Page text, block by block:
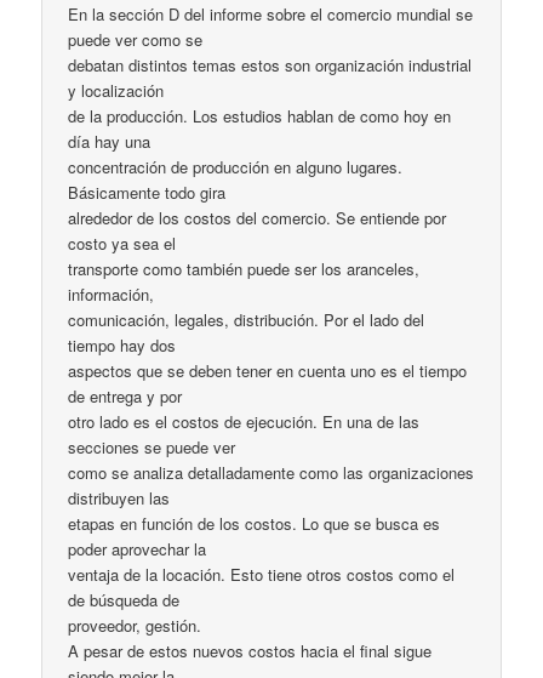
En la sección D del informe sobre el comercio mundial se
puede ver como se
debatan distintos temas estos son organización industrial
y localización
de la producción. Los estudios hablan de como hoy en
día hay una
concentración de producción en alguno lugares.
Básicamente todo gira
alrededor de los costos del comercio. Se entiende por
costo ya sea el
transporte como también puede ser los aranceles,
información,
comunicación, legales, distribución. Por el lado del
tiempo hay dos
aspectos que se deben tener en cuenta uno es el tiempo
de entrega y por
otro lado es el costos de ejecución. En una de las
secciones se puede ver
como se analiza detalladamente como las organizaciones
distribuyen las
etapas en función de los costos. Lo que se busca es
poder aprovechar la
ventaja de la locación. Esto tiene otros costos como el
de búsqueda de
proveedor, gestión.
A pesar de estos nuevos costos hacia el final sigue